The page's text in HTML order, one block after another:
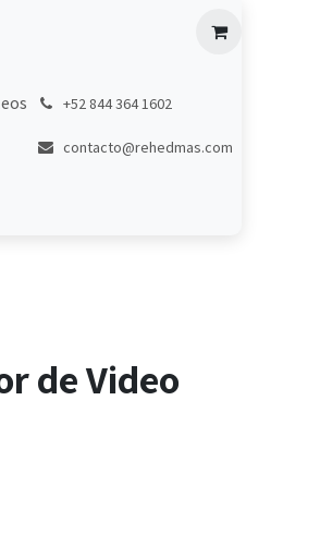
+52 844 364 1602
contacto@rehedmas.com
de Video